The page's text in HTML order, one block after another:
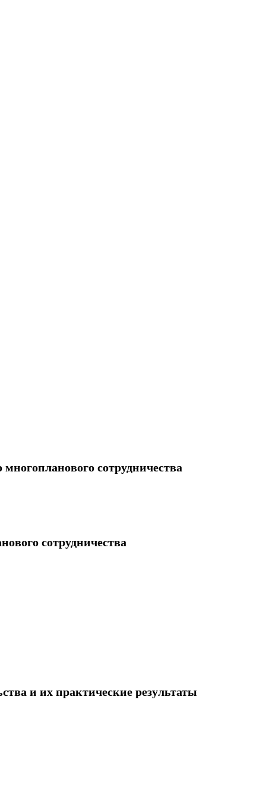
сотрудничества
сотрудничества
и их практические результаты